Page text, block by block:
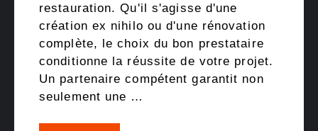
restauration. Qu'il s'agisse d'une
création ex nihilo ou d'une rénovation
complète, le choix du bon prestataire
conditionne la réussite de votre projet.
Un partenaire compétent garantit non
seulement une …